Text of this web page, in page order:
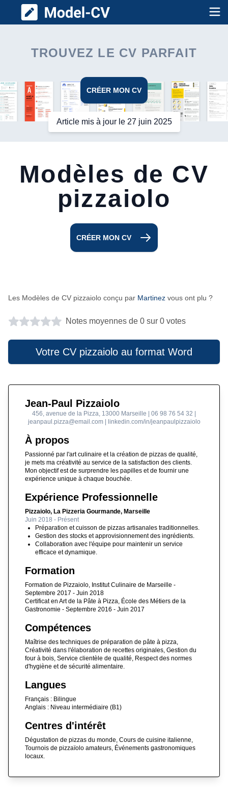
Model CV
TROUVEZ LE CV PARFAIT
CRÉER MON CV
Article mis à jour le 27 juin 2025
Modèles de CV
pizzaiolo
CRÉER MON CV
Les Modèles de CV pizzaiolo conçu par Martinez vous ont plu ?
Notes moyennes de 0 sur 0 votes
Votre CV pizzaiolo au format Word
Jean-Paul Pizzaiolo
456, avenue de la Pizza, 13000 Marseille | 06 98 76 54 32 |
jeanpaul.pizza@email.com | linkedin.com/in/jeanpaulpizzaiolo
À propos
Passionné par l'art culinaire et la création de pizzas de qualité,
je mets ma créativité au service de la satisfaction des clients.
Mon objectif est de surprendre les papilles et de fournir une
expérience unique à chaque bouchée.
Expérience Professionnelle
Pizzaiolo, La Pizzeria Gourmande, Marseille
Juin 2018 - Présent
Préparation et cuisson de pizzas artisanales traditionnelles.
Gestion des stocks et approvisionnement des ingrédients.
Collaboration avec l'équipe pour maintenir un service
efficace et dynamique.
Formation
Formation de Pizzaiolo, Institut Culinaire de Marseille -
Septembre 2017 - Juin 2018
Certificat en Art de la Pâte à Pizza, École des Métiers de la
Gastronomie - Septembre 2016 - Juin 2017
Compétences
Maîtrise des techniques de préparation de pâte à pizza,
Créativité dans l'élaboration de recettes originales, Gestion du
four à bois, Service clientèle de qualité, Respect des normes
d'hygiène et de sécurité alimentaire.
Langues
Français : Bilingue
Anglais : Niveau intermédiaire (B1)
Centres d'intérêt
Dégustation de pizzas du monde, Cours de cuisine italienne,
Tournois de pizzaïolo amateurs, Événements gastronomiques
locaux.